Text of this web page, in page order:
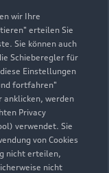
wir Ihre
erteilen Sie
Sie können auch
Schieberegler für
Einstellungen
fortfahren"
anklicken, werden
Privacy
verwendet. Sie
von Cookies
nicht erteilen,
nicht